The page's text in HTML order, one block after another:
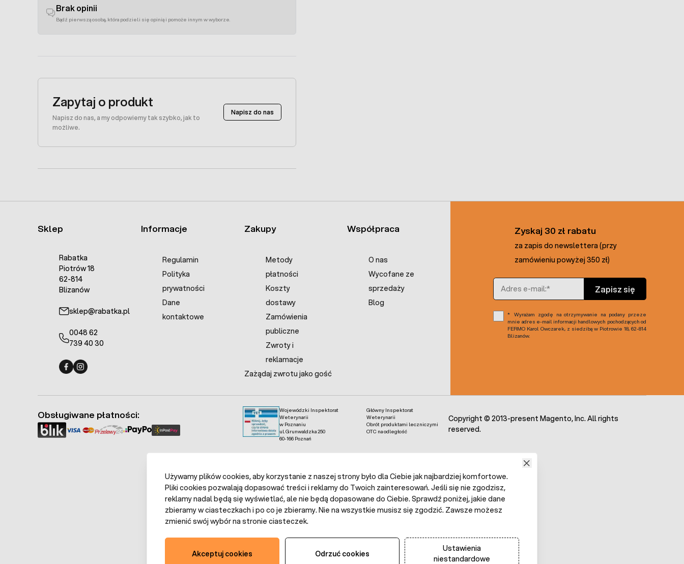
Brak opinii
Bądź pierwszą osobą, która podzieli się opinią i pomoże innym w wyborze.
Zapytaj o produkt
Napisz do nas, a my odpowiemy tak szybko, jak to
możliwe.
Napisz do nas
Sklep
Rabatka
Piotrów 18
62-814
Blizanów
sklep@rabatka.pl
0048 62
739 40 30
Informacje
Regulamin
Polityka
prywatności
Dane
kontaktowe
Zakupy
Metody
płatności
Koszty
dostawy
Zamówienia
publiczne
Zwroty i
reklamacje
Zażądaj zwrotu jako gość
Współpraca
O nas
Wycofane ze
sprzedaży
Blog
Zyskaj 30 zł rabatu
za zapis do newslettera (przy
zamówieniu powyżej 350 zł)
Adres e-mail
Zapisz się
Wyrażam zgodę na otrzymywanie na podany przeze
mnie adres e-mail informacji handlowych pochodzących od
FERMO Karol Owczarek, z siedzibą w Piotrowie 18, 62-814
Blizanów.
Wojewódzki Inspektorat
Weterynarii
w Poznaniu
ul. Grunwaldzka 250
60-166 Poznań
Główny Inspektorat
Weterynarii
Obrót produktami leczniczymi
OTC na odległość
Obsługiwane płatności:
Copyright © 2013-present Magento, Inc. All rights
reserved.
Używamy plików cookies, aby korzystanie z naszej strony było dla Ciebie jak najbardziej komfortowe.
Pliki cookies pozwalają dopasować treści i reklamy do Twoich zainteresowań. Jeśli się nie zgodzisz,
reklamy nadal będą się wyświetlać, ale nie będą dopasowane do Ciebie. Sprawdź poniżej, jakie dane
zbieramy w ciasteczkach i po co je zbieramy. Nie na wszystkie musisz się zgodzić. Zawsze możesz
zmienić swój wybór na stronie ciasteczek.
Akceptuj cookies Odrzuć cookies
Ustawienia
niestandardowe